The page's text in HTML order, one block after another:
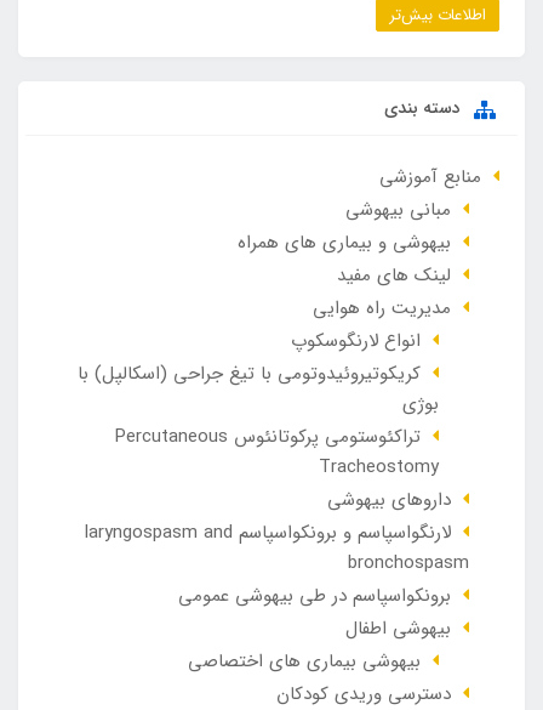
اطلاعات بیش‌تر
دسته بندی
منابع آموزشی
مبانی بیهوشی
بیهوشی و بیماری های همراه
لینک های مفید
مدیریت راه هوایی
انواع لارنگوسکوپ
کریکوتیروئیدوتومی با تیغ جراحی (اسکالپل) با
بوژی
تراکئوستومی پرکوتانئوس Percutaneous
Tracheostomy
داروهای بیهوشی
لارنگواسپاسم و برونکواسپاسم laryngospasm and
bronchospasm
برونکواسپاسم در طی بیهوشی عمومی
بیهوشی اطفال
بیهوشی بیماری های اختصاصی
دسترسی وریدی کودکان